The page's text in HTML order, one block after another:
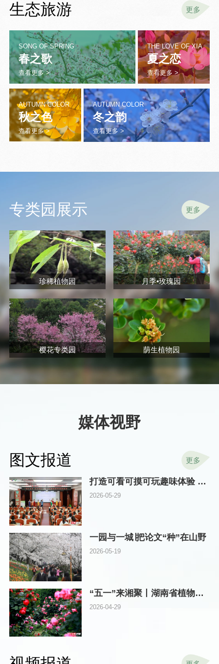
生态旅游 更多
SONG OF SPRING
春之歌
查看更多 >
THE LOVE OF XIA
夏之恋
查看更多 >
AUTUMN COLOR
秋之色
查看更多 >
AUTUMN COLOR
冬之韵
查看更多 >
专类园展示 更多
珍稀植物园 月季•玫瑰园
樱花专类园 荫生植物园
媒体视野
图文报道 更多
打造可看可摸可玩趣味体验 湖南林草科技周在省植物园启动
2026-05-29
一园与一城∣把论文“种”在山野
2026-05-19
“五一”来湘聚丨湖南省植物园邀你探秘“真假”玫瑰，畅游浪漫花海
2026-04-29